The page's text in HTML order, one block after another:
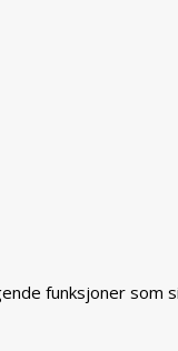
funksjoner